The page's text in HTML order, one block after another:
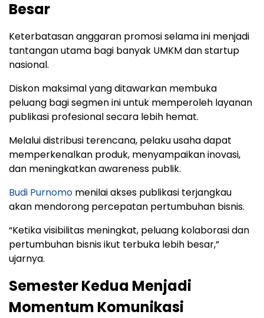
Besar
Keterbatasan anggaran promosi selama ini menjadi
tantangan utama bagi banyak UMKM dan startup
nasional.
Diskon maksimal yang ditawarkan membuka
peluang bagi segmen ini untuk memperoleh layanan
publikasi profesional secara lebih hemat.
Melalui distribusi terencana, pelaku usaha dapat
memperkenalkan produk, menyampaikan inovasi,
dan meningkatkan awareness publik.
Budi Purnomo menilai akses publikasi terjangkau
akan mendorong percepatan pertumbuhan bisnis.
“Ketika visibilitas meningkat, peluang kolaborasi dan
pertumbuhan bisnis ikut terbuka lebih besar,”
ujarnya.
Semester Kedua Menjadi
Momentum Komunikasi